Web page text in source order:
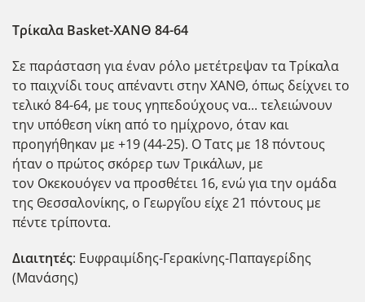
Τρίκαλα Basket-ΧΑΝΘ 84-64
Σε παράσταση για έναν ρόλο μετέτρεψαν τα Τρίκαλα
το παιχνίδι τους απέναντι στην ΧΑΝΘ, όπως δείχνει το
τελικό 84-64, με τους γηπεδούχους να... τελειώνουν
την υπόθεση νίκη από το ημίχρονο, όταν και
προηγήθηκαν με +19 (44-25). Ο Τατς με 18 πόντους
ήταν ο πρώτος σκόρερ των Τρικάλων, με
τον Οκεκουόγεν να προσθέτει 16, ενώ για την ομάδα
της Θεσσαλονίκης, ο Γεωργ΄ίου είχε 21 πόντους με
πέντε τρίποντα.
Διαιτητές: Ευφραιμίδης-Γερακίνης-Παπαγερίδης
(Μανάσης)